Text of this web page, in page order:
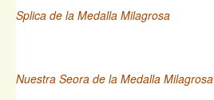
Splica de la Medalla Milagrosa
Nuestra Seora de la Medalla Milagrosa